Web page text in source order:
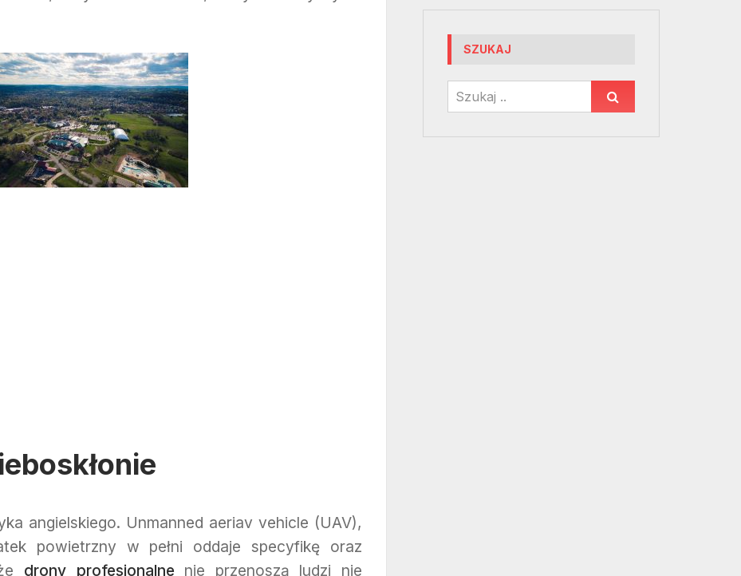
angielskiego. Unmanned aeriav vehicle (UAV),
powietrzny w pełni oddaje specyfikę oraz
drony profesjonalne nie przenoszą ludzi nie
SZUKAJ